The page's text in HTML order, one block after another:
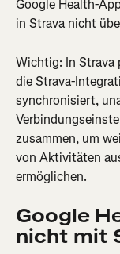
Google Health-
in Strava nicht
Wichtig: In
die Strava-
synchronisiert,
zusammen, um
von Aktivitäten
ermöglichen.
Google
nicht mit